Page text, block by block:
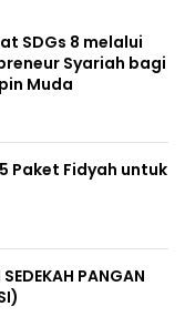
SDGs 8 melalui
Syariah bagi
Muda
Paket Fidyah untuk
PANGAN